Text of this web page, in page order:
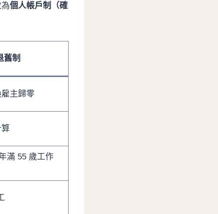
個人帳戶制（確
舊制
主歸零
滿 55 歲工作